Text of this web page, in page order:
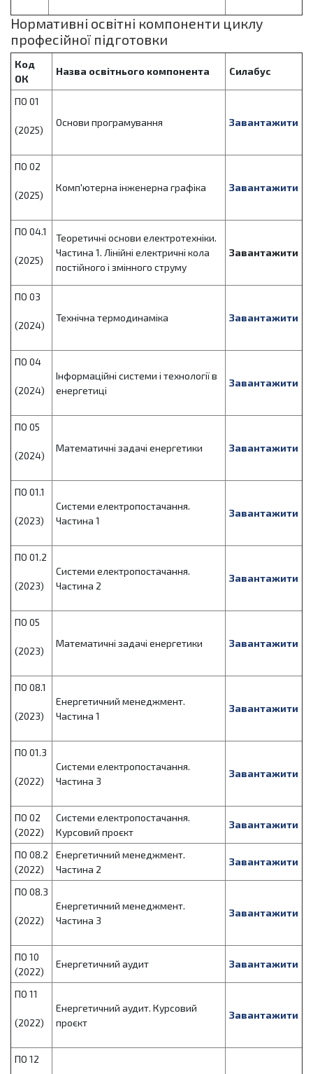
Нормативні освітні компоненти циклу
професійної підготовки
Код
ОК
Назва освітнього компонента Силабус
ПО 01
(2025)
Основи програмування Завантажити
ПО 02
(2025)
Комп'ютерна інженерна графіка Завантажити
ПО 04.1
(2025)
Теоретичні основи електротехніки.
Частина 1. Лінійні електричні кола
постійного і змінного струму
Завантажити
ПО 03
(2024)
Технічна термодинаміка Завантажити
ПО 04
(2024)
Інформаційні системи і технології в
енергетиці
Завантажити
ПО 05
(2024)
Математичні задачі енергетики Завантажити
ПО 01.1
(2023)
Системи електропостачання.
Частина 1
Завантажити
ПО 01.2
(2023)
Системи електропостачання.
Частина 2
Завантажити
ПО 05
(2023)
Математичні задачі енергетики Завантажити
ПО 08.1
(2023)
Енергетичний менеджмент.
Частина 1
Завантажити
ПО 01.3
(2022)
Системи електропостачання.
Частина 3
Завантажити
ПО 02
(2022)
Системи електропостачання.
Курсовий проєкт
Завантажити
ПО 08.2
(2022)
Енергетичний менеджмент.
Частина 2
Завантажити
ПО 08.3
(2022)
Енергетичний менеджмент.
Частина 3
Завантажити
ПО 10
(2022)
Енергетичний аудит Завантажити
ПО 11
(2022)
Енергетичний аудит. Курсовий
проєкт
Завантажити
ПО 12